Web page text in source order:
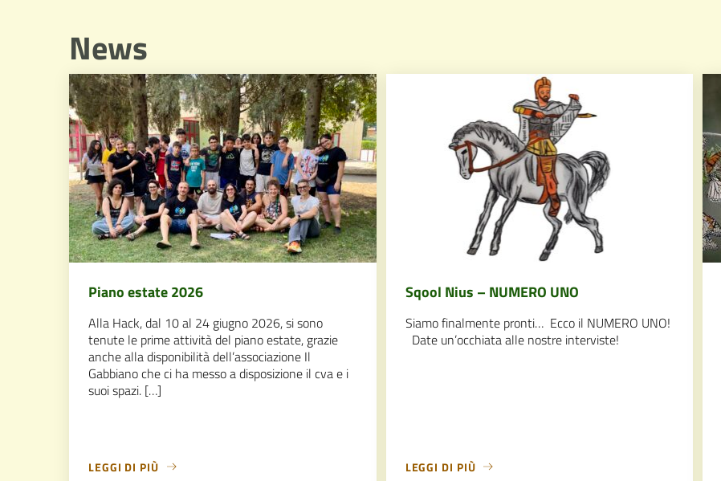
News
Piano estate 2026
Alla Hack, dal 10 al 24 giugno 2026, si sono
tenute le prime attività del piano estate, grazie
anche alla disponibilità dell’associazione Il
Gabbiano che ci ha messo a disposizione il cva e i
suoi spazi. […]
LEGGI DI PIÙ
Sqool Nius – NUMERO UNO
Siamo finalmente pronti… Ecco il NUMERO UNO!
Date un’occhiata alle nostre interviste!
LEGGI DI PIÙ